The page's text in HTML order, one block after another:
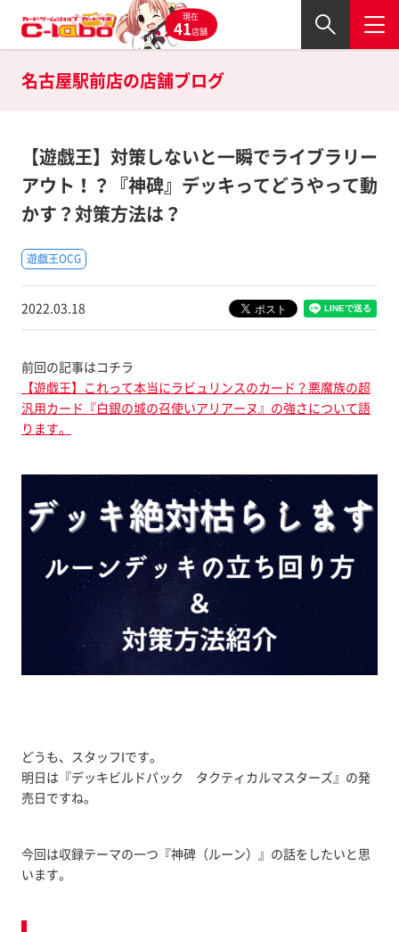
現在
41店舗
名古屋駅前店の店舗ブログ
【遊戯王】対策しないと一瞬でライブラリー
アウト！？『神碑』デッキってどうやって動
かす？対策方法は？
遊戯王OCG
2022.03.18
前回の記事はコチラ
【遊戯王】これって本当にラビュリンスのカード？悪魔族の超
汎用カード『白銀の城の召使いアリアーヌ』の強さについて語
ります。
どうも、スタッフIです。
明日は『デッキビルドパック タクティカルマスターズ』の発
売日ですね。
今回は収録テーマの一つ『神碑（ルーン）』の話をしたいと思
います。